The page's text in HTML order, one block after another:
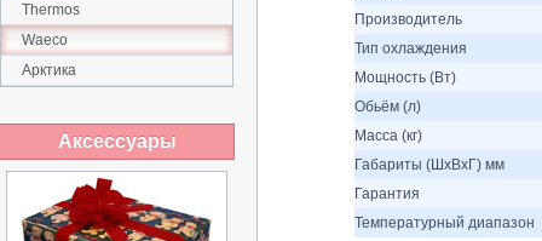
Производитель
Тип охлаждения
Мощность (Вт)
Обьём (л)
Масса (кг)
Габариты (ШхВхГ) мм
Гарантия
Температурный диапазон
Thermos
Waeco
Арктика
Аксессуары